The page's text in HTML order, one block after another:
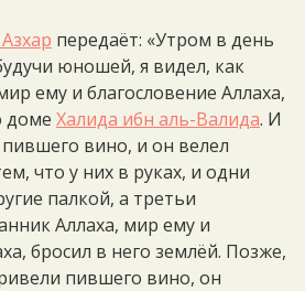
передаёт: «Утром в день
юношей, я видел, как
ему и благословение Аллаха,
доме Халида ибн аль-Валида. И
вино, и он велел
что у них в руках, и одни
палкой, а третьи
Аллаха, мир ему и
бросил в него землёй. Позже,
пившего вино, он